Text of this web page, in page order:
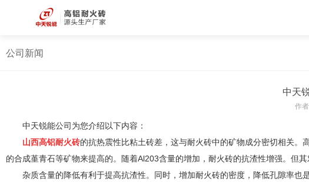
公司新闻
中天
作者
中天锐能公司为您介绍以下内容：
山西高铝耐火砖的抗热震性比粘土砖差，这与耐火砖中的矿物成分密切相关
的合成堇青石等矿物来提高的。随着Al203含量的增加，耐火砖的抗渣性增强。但其
杂质含量的降低有利于提高抗渣性。同时，增加耐火砖的密度，降低孔隙率